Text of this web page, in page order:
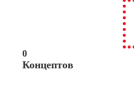
0
Концептов